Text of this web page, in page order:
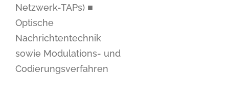
Netzwerk-TAPs) ■
Optische
Nachrichtentechnik
sowie Modulations- und
Codierungsverfahren